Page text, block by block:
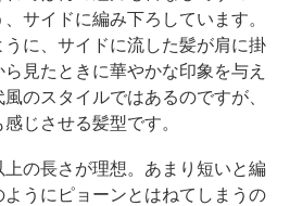
サイドに編み下ろしています。
に、サイドに流した髪が肩に掛
見たときに華やかな印象を与え
のスタイルではあるのですが、
じさせる髪型です。
の長さが理想。あまり短いと編
うにピョーンとはねてしまうの